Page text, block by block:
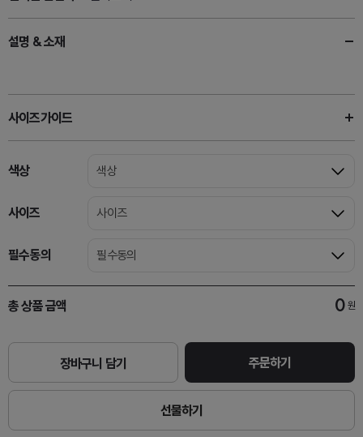
설명 & 소재
사이즈가이드
색상 색상
사이즈 사이즈
필수동의 필수동의
총 상품 금액 0 원
장바구니 담기 주문하기
선물하기